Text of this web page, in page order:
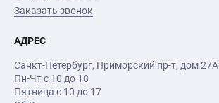
Заказать звонок
АДРЕС
Санкт-Петербург, Приморский пр-т, дом 27А
Пн-Чт с 10 до 18
Пятница с 10 до 17